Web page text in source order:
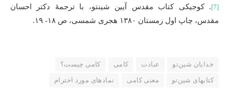
[7]. کوجیکی کتاب مقدس آیین شینتو، با ترجمۀ دکتر احسان
مقدس، چاپ اول زمستان ۱۳۸۰ هجری شمسی، ص ۱۸- ۱۹.
خدایان شین‌تو عبادت کامی
کامی چیست؟
کتابهای شین‌تو
معنی کامی نمادهای مورد احترام